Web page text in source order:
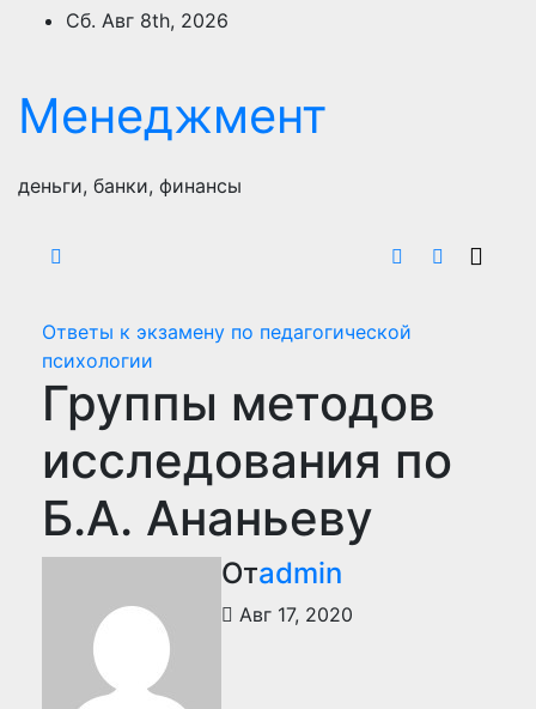
ПерейтиСб. Авг 8th, 2026
Менеджмент
деньги, банки, финансы
Ответы к экзамену по педагогической
психологии
Группы методов
исследования по
Б.А. Ананьеву
Отadmin
Авг 17, 2020